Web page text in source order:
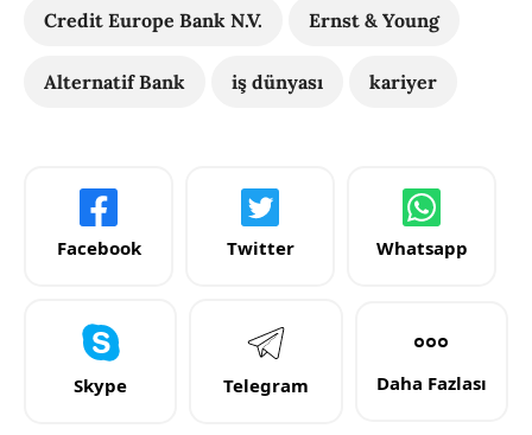
Credit Europe Bank N.V. Ernst & Young
Alternatif Bank iş dünyası kariyer
Facebook Twitter Whatsapp
Skype Telegram Daha Fazlası